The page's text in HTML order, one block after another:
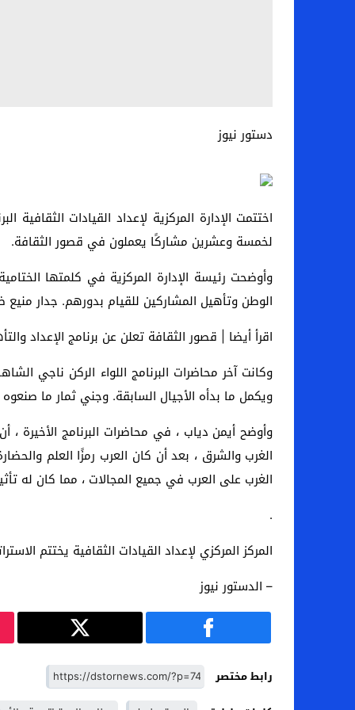
دستور نيوز
اختتمت الإدارة المركزية لإعداد القيادات الثقافية
لخمسة وعشرين مشاركًا يعملون في قصور الثقافة.
وأوضحت رئيسة الإدارة المركزية في كلمتها
الوطن وتأهيل المشاركين للقيام بدورهم. جدار
اقرأ أيضا | قصور الثقافة تعلن عن برنامج الإعداد
وكانت آخر محاضرات البرنامج اللواء الركن ناجي
ويكمل ما بدأه الأجيال السابقة. وجني ثمار ما
وأوضح أيمن دياب ، في محاضرات البرنامج الأخيرة ،
الغرب والشرق ، بعد أن كان العرب رمزًا العلم
الغرب على العرب في جميع المجالات ، مما كان له
.
المركز المركزي لإعداد القيادات الثقافية يختتم
– الدستور نيوز
رابط مختصر